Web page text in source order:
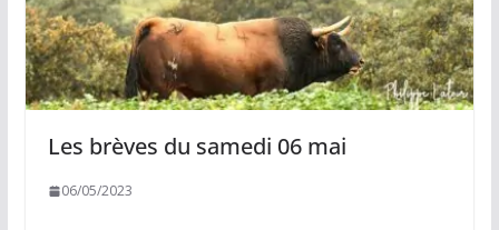
Les brèves du samedi 06 mai
06/05/2023